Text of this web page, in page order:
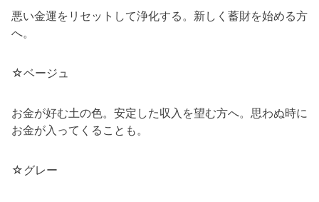
悪い金運をリセットして浄化する。新しく蓄財を始める方
へ。
☆ベージュ
お金が好む土の色。安定した収入を望む方へ。思わぬ時に
お金が入ってくることも。
☆グレー